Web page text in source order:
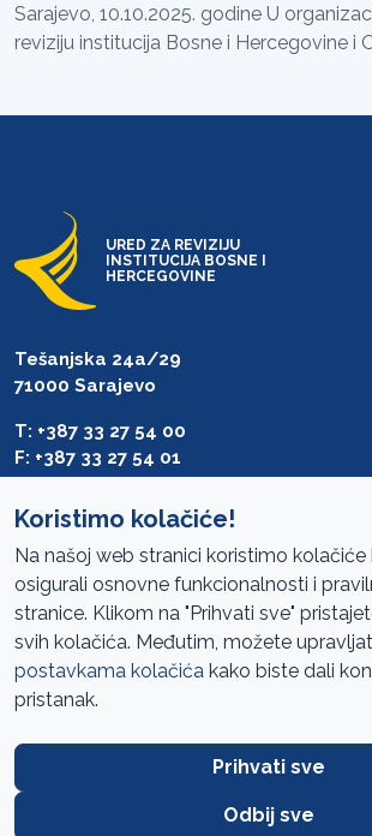
Sarajevo, 10.10.2025. godine U
reviziju institucija Bosne i Hercegovine i
URED ZA REVIZIJU
INSTITUCIJA BOSNE I
HERCEGOVINE
Tešanjska 24a/29
71000 Sarajevo
T: +387 33 27 54 00
F: +387 33 27 54 01
Pristup informacijama
Mapa sajta
Oglasi
Koristimo kolačiće!
Na našoj web stranici koristimo kolačiće
osigurali osnovne funkcionalnosti i
stranice. Klikom na "Prihvati sve"
svih kolačića. Međutim, možete
postavkama kolačića kako biste dali
pristanak.
Prihvati sve
Odbij sve